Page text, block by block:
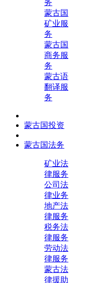
务
蒙古国
矿业服
务
蒙古国
商务服
务
蒙古语
翻译服
务
蒙古国投资
蒙古国法务
矿业法
律服务
公司法
律业务
地产法
律服务
税务法
律服务
劳动法
律服务
蒙古法
律援助